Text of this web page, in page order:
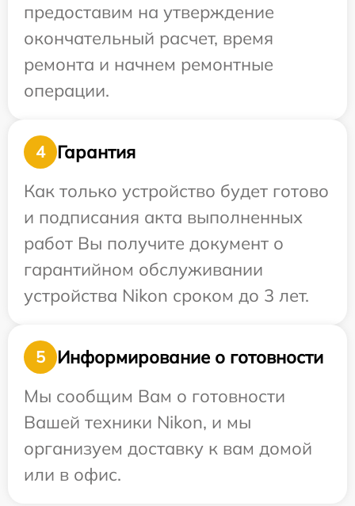
предоставим на утверждение
окончательный расчет, время
ремонта и начнем ремонтные
операции.
4
Гарантия
Как только устройство будет готово
и подписания акта выполненных
работ Вы получите документ о
гарантийном обслуживании
устройства Nikon сроком до 3 лет.
5
Информирование о готовности
Мы сообщим Вам о готовности
Вашей техники Nikon, и мы
организуем доставку к вам домой
или в офис.